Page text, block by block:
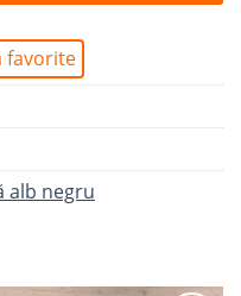
favorite
alb negru